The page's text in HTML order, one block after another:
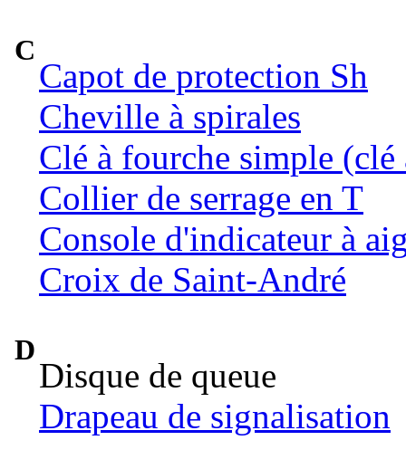
C
Capot de protection Sh
Cheville à spirales
Clé à fourche simple
Collier de serrage en T
Console d'indicateur à
Croix de Saint-André
D
Disque de queue
Drapeau de signalisation